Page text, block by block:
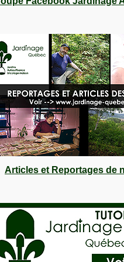
Articles et Reportages de